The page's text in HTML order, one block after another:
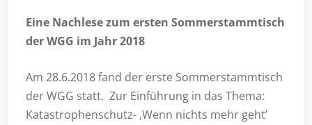
Eine Nachlese zum ersten Sommerstammtisch
der WGG im Jahr 2018
Am 28.6.2018 fand der erste Sommerstammtisch
der WGG statt. Zur Einführung in das Thema:
Katastrophenschutz- ‚Wenn nichts mehr geht’